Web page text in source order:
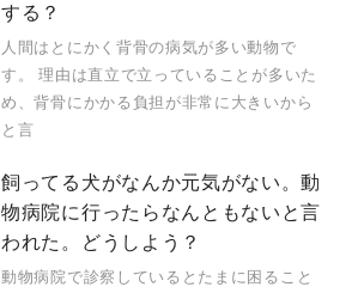
する？
人間はとにかく背骨の病気が多い動物で
す。 理由は直立で立っていることが多いた
め、背骨にかかる負担が非常に大きいから
と言
飼ってる犬がなんか元気がない。動
物病院に行ったらなんともないと言
われた。どうしよう？
動物病院で診察しているとたまに困ること